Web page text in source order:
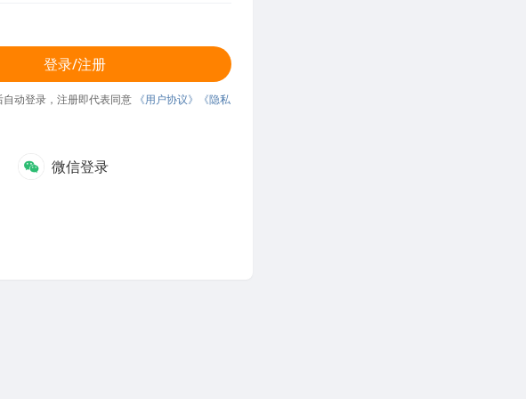
登录/注册
动登录，注册即代表同意 《用户协议》
《隐私
微信登录